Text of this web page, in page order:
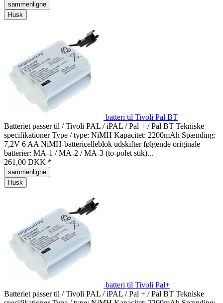
sammenligne
Husk
batteri til Tivoli Pal BT
Batteriet passer til / Tivoli PAL / iPAL / Pal + / Pal BT Tekniske
specifikationer Type / type: NiMH Kapacitet: 2200mAh Spænding:
7,2V 6 AA NiMH-battericelleblok udskifter følgende originale
batterier: MA-1 / MA-2 / MA-3 (to-polet stik)...
261,00 DKK *
sammenligne
Husk
batteri til Tivoli Pal+
Batteriet passer til / Tivoli PAL / iPAL / Pal + / Pal BT Tekniske